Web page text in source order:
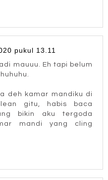
pukul 13.11
mauuu. Eh tapi belum
deh kamar mandiku di
gitu, habis baca
bikin aku tergoda
mandi yang cling